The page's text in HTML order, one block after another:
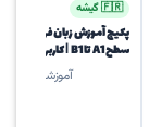
🇫🇷 گیشه
پکیج آموزش زبان فرانسه از
سطح A1 تا B1 | کاربردی،
مکالمه‌محور با پشتیبانی
آموزشی رایگان